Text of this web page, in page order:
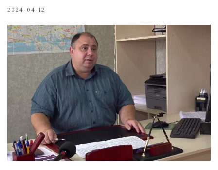
2024-04-12